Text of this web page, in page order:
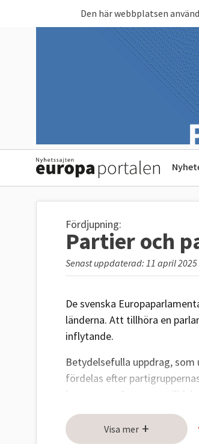
Den här webbplatsen
Fördjupning:
Partier och
Senast uppdaterad: 11 april 2025
De svenska
länderna. Att tillhöra en
inflytande.
Betydelsefulla uppdrag,
fördelas efter
kammaren. Grupperna
När Europaparlamentet ska
grupperna samordnar sig
Visa mer +